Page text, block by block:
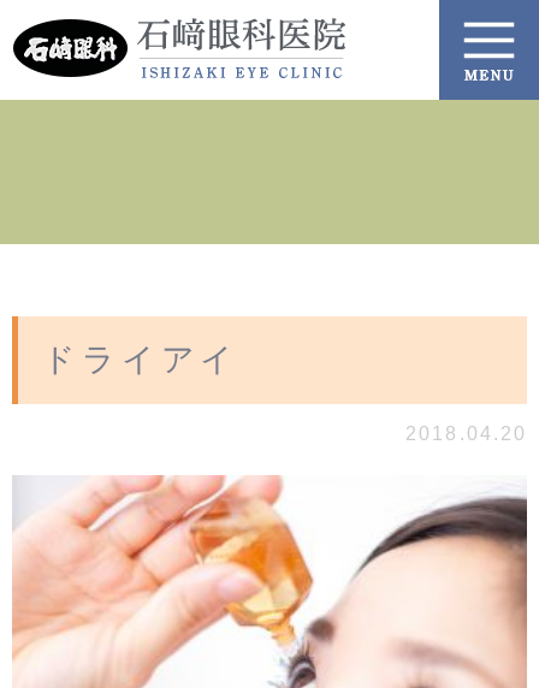
ドライアイ
2018.04.20